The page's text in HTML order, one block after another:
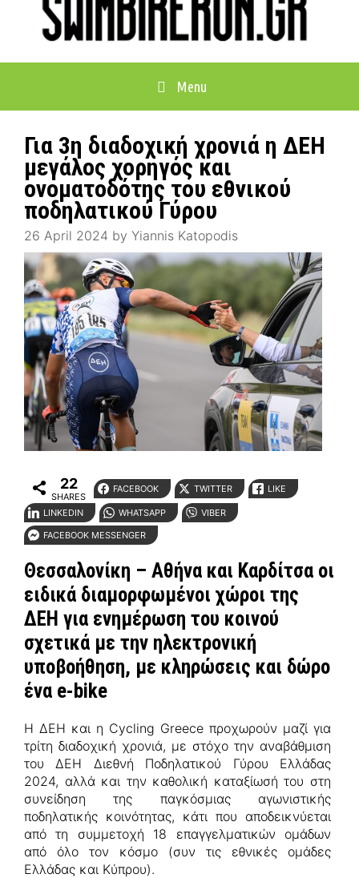
Menu
Για 3η διαδοχική χρονιά η ΔΕΗ
μεγάλος χορηγός και
ονοματοδότης του εθνικού
ποδηλατικού Γύρου
26 April 2024 by Yiannis Katopodis
22
SHARES
FACEBOOK TWITTER LIKE
LINKEDIN WHATSAPP
VIBER
FACEBOOK MESSENGER
Θεσσαλονίκη – Αθήνα και Καρδίτσα οι
ειδικά διαμορφωμένοι χώροι της
ΔΕΗ για ενημέρωση του κοινού
σχετικά με την ηλεκτρονική
υποβοήθηση, με κληρώσεις και δώρο
ένα e-bike
Η ΔΕΗ και η Cycling Greece προχωρούν μαζί για
τρίτη διαδοχική χρονιά, με στόχο την αναβάθμιση
του ΔΕΗ Διεθνή Ποδηλατικού Γύρου Ελλάδας
2024, αλλά και την καθολική καταξίωσή του στη
συνείδηση της παγκόσμιας αγωνιστικής
ποδηλατικής κοινότητας, κάτι που αποδεικνύεται
από τη συμμετοχή 18 επαγγελματικών ομάδων
από όλο τον κόσμο (συν τις εθνικές ομάδες
Ελλάδας και Κύπρου).